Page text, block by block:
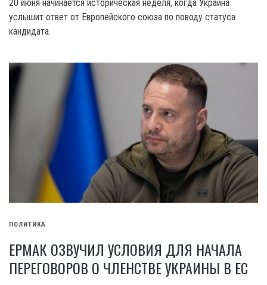
20 июня начинается историческая неделя, когда Украина
услышит ответ от Европейского союза по поводу статуса
кандидата.
ПОЛИТИКА
ЕРМАК ОЗВУЧИЛ УСЛОВИЯ ДЛЯ НАЧАЛА
ПЕРЕГОВОРОВ О ЧЛЕНСТВЕ УКРАИНЫ В ЕС